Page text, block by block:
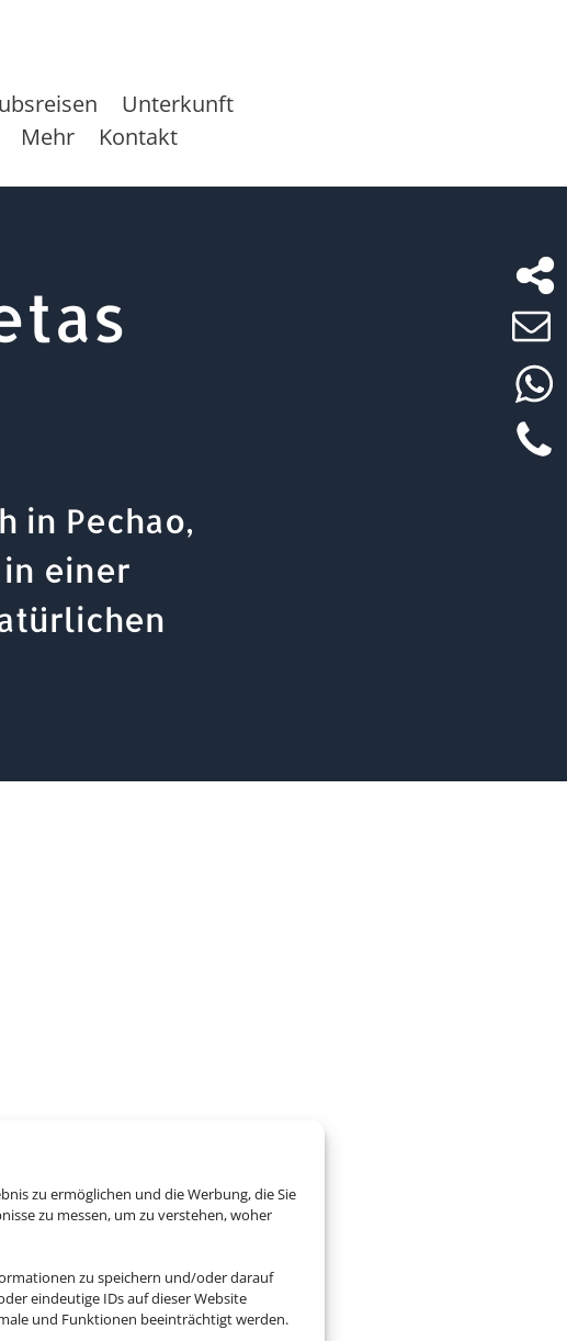
zu ermöglichen und die Werbung, die Sie
zu messen, um zu verstehen, woher
zu speichern und/oder darauf
eindeutige IDs auf dieser Website
und Funktionen beeinträchtigt werden.
Unterkunft
Mehr Kontakt
in Pechao,
einer